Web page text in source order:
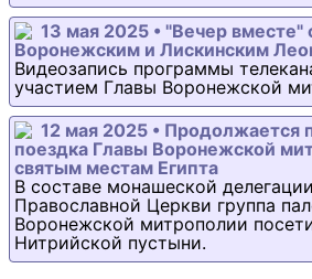
13 мая 2025 • "Вечер
Воронежским и Лискинским
Видеозапись программы
участием Главы Воронежской
12 мая 2025 • Продолжается
поездка Главы Воронежской
святым местам Египта
В составе монашеской
Православной Церкви группа
Воронежской митрополии
Нитрийской пустыни.